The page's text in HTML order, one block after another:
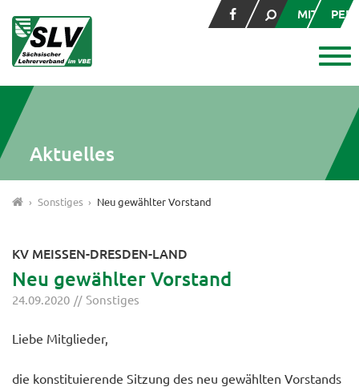
MITGLIED
Aktuelles
Sonstiges Neu gewählter Vorstand
KV MEISSEN-DRESDEN-LAND
Neu gewählter Vorstand
24.09.2020 Sonstiges
Liebe Mitglieder,
die konstituierende Sitzung des neu gewählten Vorstands